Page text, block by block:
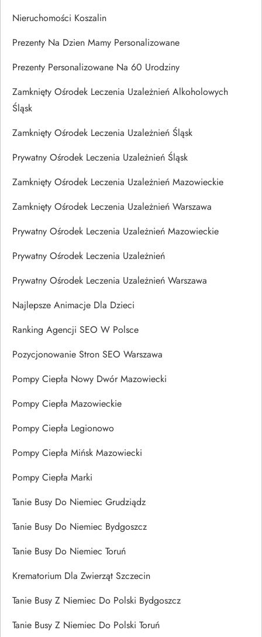
Nieruchomości Koszalin
Prezenty Na Dzien Mamy Personalizowane
Prezenty Personalizowane Na 60 Urodziny
Zamknięty Ośrodek Leczenia Uzależnień Alkoholowych
Śląsk
Zamknięty Ośrodek Leczenia Uzależnień Śląsk
Prywatny Ośrodek Leczenia Uzależnień Śląsk
Zamknięty Ośrodek Leczenia Uzależnień Mazowieckie
Zamknięty Ośrodek Leczenia Uzależnień Warszawa
Prywatny Ośrodek Leczenia Uzależnień Mazowieckie
Prywatny Ośrodek Leczenia Uzależnień
Prywatny Ośrodek Leczenia Uzależnień Warszawa
Najlepsze Animacje Dla Dzieci
Ranking Agencji SEO W Polsce
Pozycjonowanie Stron SEO Warszawa
Pompy Ciepła Nowy Dwór Mazowiecki
Pompy Ciepła Mazowieckie
Pompy Ciepła Legionowo
Pompy Ciepła Mińsk Mazowiecki
Pompy Ciepła Marki
Tanie Busy Do Niemiec Grudziądz
Tanie Busy Do Niemiec Bydgoszcz
Tanie Busy Do Niemiec Toruń
Krematorium Dla Zwierząt Szczecin
Tanie Busy Z Niemiec Do Polski Bydgoszcz
Tanie Busy Z Niemiec Do Polski Toruń